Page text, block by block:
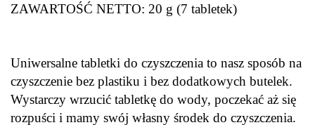
ZAWARTOŚĆ NETTO: 20 g (7 tabletek)
Uniwersalne tabletki do czyszczenia to nasz sposób na
czyszczenie bez plastiku i bez dodatkowych butelek.
Wystarczy wrzucić tabletkę do wody, poczekać aż się
rozpuści i mamy swój własny środek do czyszczenia.